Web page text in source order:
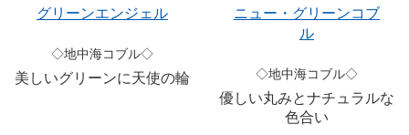
グリーンエンジェル
◇地中海コブル◇
美しいグリーンに天使の輪
ニュー・グリーンコブ
ル
◇地中海コブル◇
優しい丸みとナチュラルな
色合い